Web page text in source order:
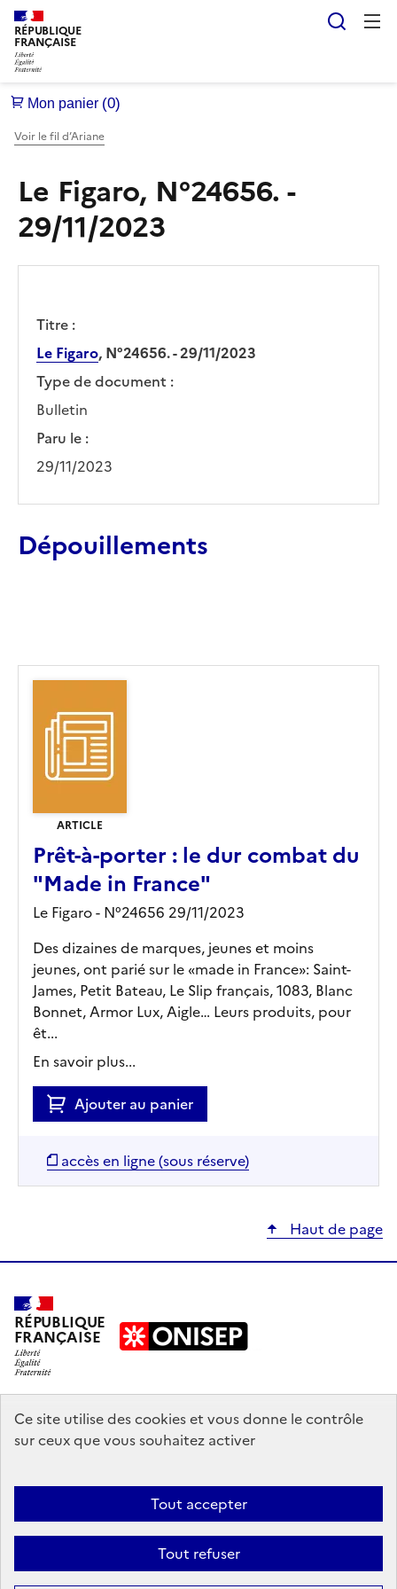
Ce site utilise des cookies et vous donne le contrôle
sur ceux que vous souhaitez activer
Tout accepter
Tout refuser
RÉPUBLIQUE
FRANÇAISE
Voir le fil d’Ariane
Le Figaro, N°24656. -
29/11/2023
Titre :
Le Figaro, N°24656. - 29/11/2023
Type de document :
Bulletin
Paru le :
29/11/2023
Dépouillements
ARTICLE
Prêt-à-porter : le dur combat du
"Made in France"
Le Figaro - N°24656 29/11/2023
Des dizaines de marques, jeunes et moins
jeunes, ont parié sur le «made in France»: Saint-
James, Petit Bateau, Le Slip français, 1083, Blanc
Bonnet, Armor Lux, Aigle… Leurs produits, pour
êt...
En savoir plus...
Ajouter au panier
accès en ligne (sous réserve)
Haut de page
RÉPUBLIQUE
FRANÇAISE
education.gouv.fr
enseignementsup-recherche.gouv.fr
Accessibilité : partiellement conforme